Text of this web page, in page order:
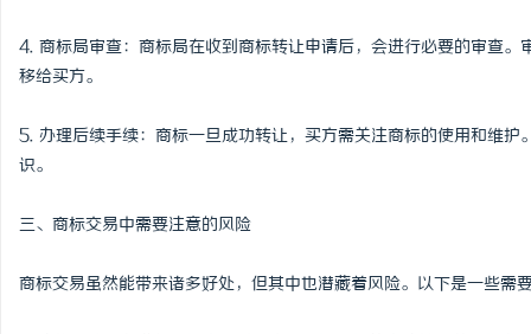
4. 商标局审查：商标局在收到商标转让申请后，会进行必要的审查
移给买方。
5. 办理后续手续：商标一旦成功转让，买方需关注商标的使用和维
识。
三、商标交易中需要注意的风险
商标交易虽然能带来诸多好处，但其中也潜藏着风险。以下是一些需